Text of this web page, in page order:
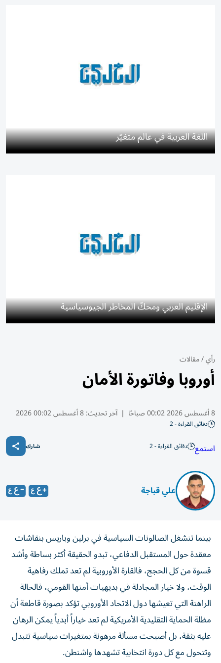
اللغة العربية في عالم متغيّر
الإقليم العربي ومحكّ المخاطر الجيوسياسية
رأي/مقالات
أوروبا وفاتورة الأمان
8 أغسطس 2026 00:02 صباحًا | آخر تحديث:8 أغسطس 00:02 2026
دقائق القراءة - 2
استمع دقائق القراءة - 2 شارك
علي قباجة
بينما تنشغل الصالونات السياسية في برلين وباريس بنقاشات
معقدة حول المستقبل الدفاعي، تبدو الحقيقة أكثر بساطة وأشد
قسوة من كل الحجج، فالقارة الأوروبية لم تعد تملك رفاهية
الوقت، ولا خيار المجادلة في بديهيات أمنها القومي، فالحالة
الراهنة التي تعيشها دول الاتحاد الأوروبي تؤكد بصورة قاطعة أن
مظلة الحماية التقليدية الأمريكية لم تعد خياراً أبدياً يمكن الرهان
عليه بثقة، بل أصبحت مسألة مرهونة بمتغيرات سياسية تتبدل
وتتحول مع كل دورة انتخابية تشهدها واشنطن.